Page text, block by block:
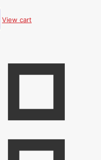
View cart